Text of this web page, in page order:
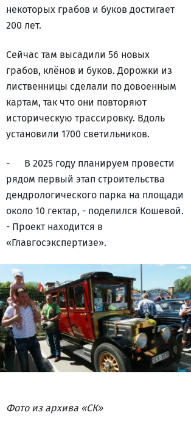
некоторых грабов и буков достигает
200 лет.
Сейчас там высадили 56 новых
грабов, клёнов и буков. Дорожки из
лиственницы сделали по довоенным
картам, так что они повторяют
историческую трассировку. Вдоль
установили 1700 светильников.
- В 2025 году планируем провести
рядом первый этап строительства
дендрологического парка на площади
около 10 гектар, - поделился Кошевой.
- Проект находится в
«Главгосэкспертизе».
Фото из архива «СК»